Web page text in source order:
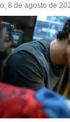
8 de agosto de